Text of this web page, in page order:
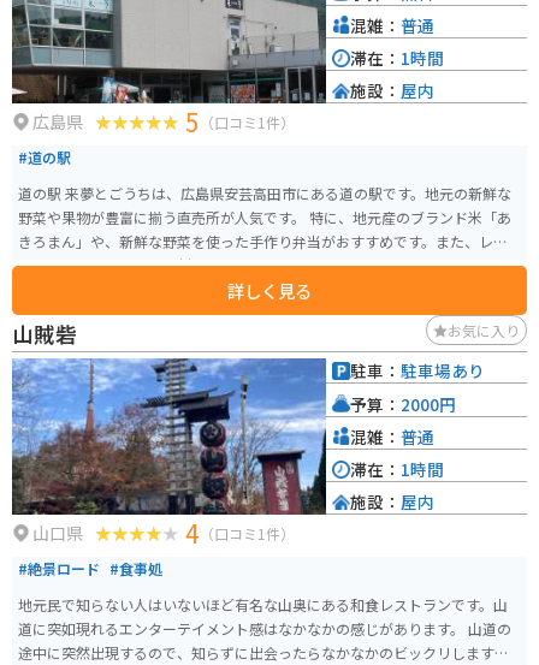
広島県 5 （口コミ1件）
#道の駅
道の駅 来夢とごうちは、広島県安芸高田市にある道の駅です。地元の新鮮な
野菜や果物が豊富に揃う直売所が人気です。 特に、地元産のブランド米「あ
きろまん」や、新鮮な野菜を使った手作り弁当がおすすめです。また、レス
トランでは、地元産の食材を使った料理を楽しむことができます。 バイクで
訪れる場合、道の駅には広い駐車場が完備されているので安心です。周辺に
は、のどかな田園風景が広がっており、ツーリングの休憩スポットとしても
最適です。 道の駅 来夢とごうちからほど近い場所には、歴史的な建造物であ
る吉田郡山城跡や、美しい自然を楽しめる深入山など、観光スポットも点在
しています。
詳しく見る
混雑： 普通
滞在： 1時間
施設： 屋内
山賊砦 お気に入り
山口県 4 （口コミ1件）
#絶景ロード #食事処
地元民で知らない人はいないほど有名な山奥にある和食レストランです。山
道に突如現れるエンターテイメント感はなかなかの感じがあります。 山道の
途中に突然出現するので、知らずに出会ったらなかなかのビックリします。
駐車： 駐車場あり
予算： 2000円
混雑： 普通
滞在： 1時間
施設： 屋内